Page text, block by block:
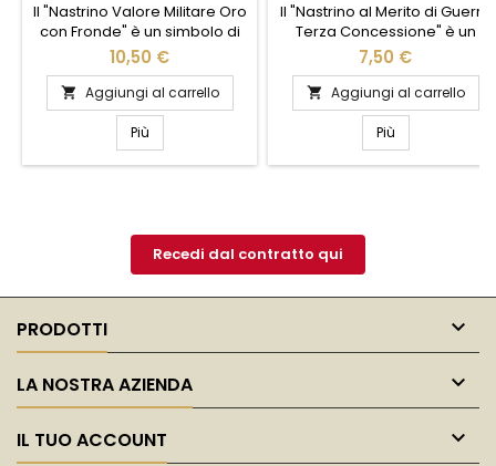
Il "Nastrino Valore Militare Oro
con Fronde" è un simbolo di
coraggio e dedizione,
riservato a chi ha dimostrato
straordinario valore in
situazioni critiche. Realizzato
con materiali di alta qualità,
questo nastrino presenta un
elegante design dorato
solennità. Perfetto per essere
indossato con...
10,50 €
 Aggiungi al carrello
Più
Il "Nastrino al Merito di Guerra
Terza Concessione" è un
simbolo di straordinario
coraggio e dedizione.
Questo prestigioso
riconoscimento onora coloro
che hanno dimostrato
eccezionale valore e
impegno in situazioni di
nastrino presenta un design
elegante e distintivo, perfetto
per essere indossato...
7,50 €
 Aggiungi al carrello
Più
Recedi dal contratto qui
PRODOTTI 
LA NOSTRA AZIENDA 
IL TUO ACCOUNT 